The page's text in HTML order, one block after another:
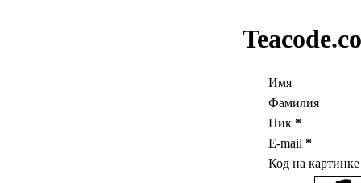
Имя
Фамилия
Ник *
E-mail *
Код на